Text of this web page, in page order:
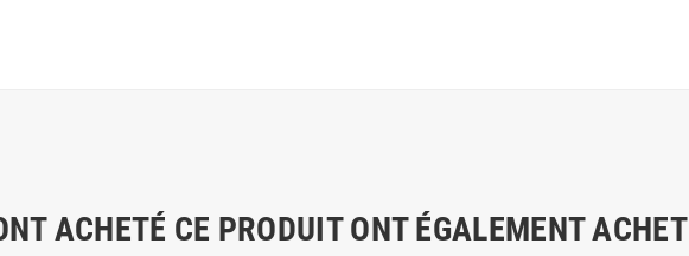
ACHETÉ CE PRODUIT ONT ÉGALEMENT